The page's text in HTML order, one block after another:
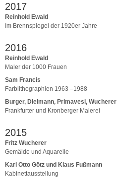
2017
Reinhold Ewald
Im Brennspiegel der 1920er Jahre
2016
Reinhold Ewald
Maler der 1000 Frauen
Sam Francis
Farblithographien 1963 –1988
Burger, Dielmann, Primavesi, Wucherer
Frankfurter und Kronberger Malerei
2015
Fritz Wucherer
Gemälde und Aquarelle
Karl Otto Götz und Klaus Fußmann
Kabinettausstellung